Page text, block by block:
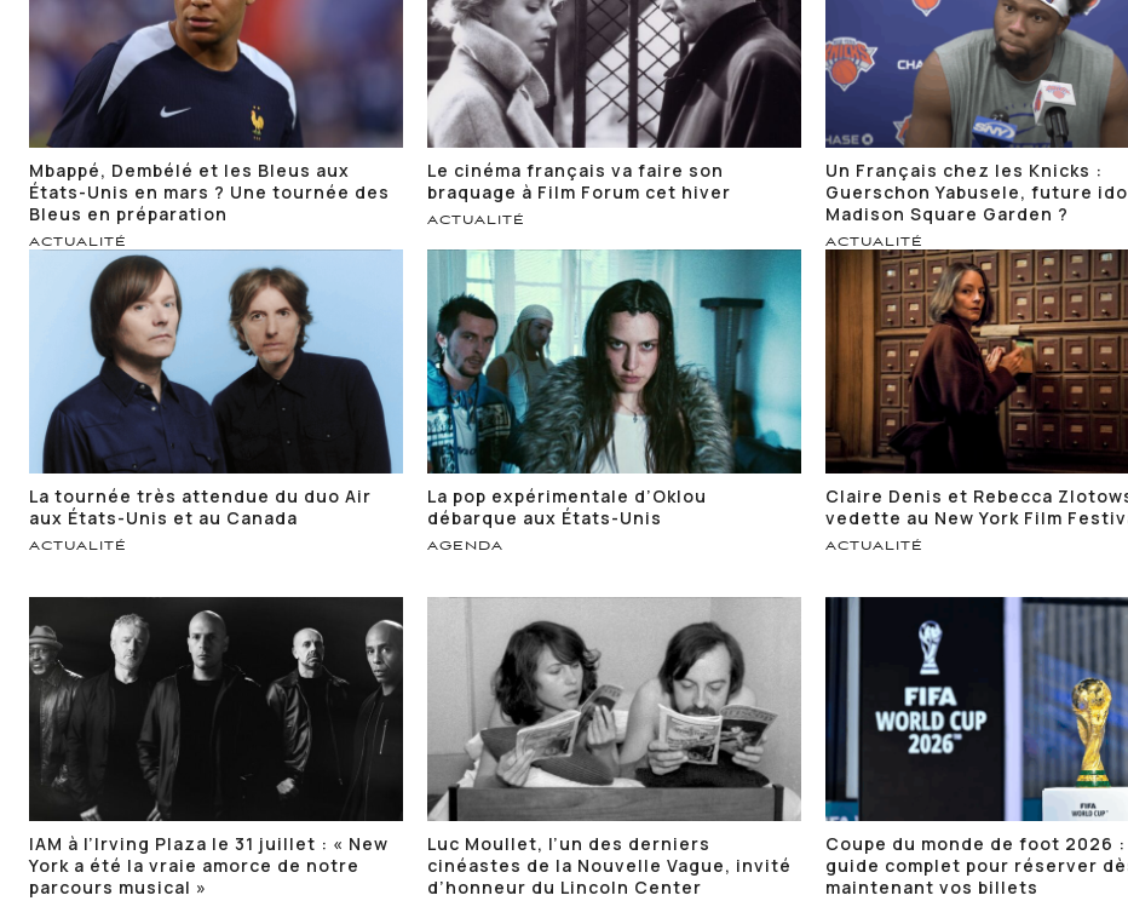
Mbappé, Dembélé et les Bleus aux
États-Unis en mars ? Une tournée des
Bleus en préparation
ACTUALITÉ
Le cinéma français va faire son
braquage à Film Forum cet hiver
ACTUALITÉ
Un Français chez les Knicks :
Guerschon Yabusele, future
Madison Square Garden ?
ACTUALITÉ
La tournée très attendue du duo Air
aux États-Unis et au Canada
ACTUALITÉ
La pop expérimentale d’Oklou
débarque aux États-Unis
AGENDA
Claire Denis et Rebecca
vedette au New York Film
ACTUALITÉ
IAM à l’Irving Plaza le 31 juillet : « New
York a été la vraie amorce de notre
parcours musical »
Luc Moullet, l’un des derniers
cinéastes de la Nouvelle Vague, invité
d’honneur du Lincoln Center
Coupe du monde de foot 2026 :
guide complet pour réserver
maintenant vos billets